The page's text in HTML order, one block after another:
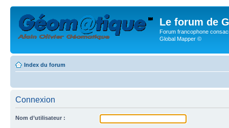
Le forum de
Forum francophone
Global Mapper ©
Index du forum
Connexion
Nom d’utilisateur :